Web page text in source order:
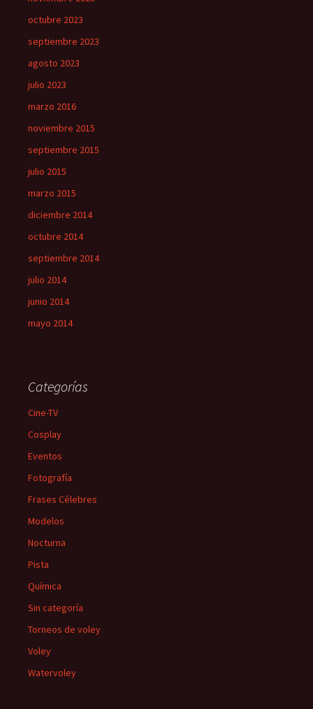
octubre 2023
septiembre 2023
agosto 2023
julio 2023
marzo 2016
noviembre 2015
septiembre 2015
julio 2015
marzo 2015
diciembre 2014
octubre 2014
septiembre 2014
julio 2014
junio 2014
mayo 2014
Categorías
Cine-TV
Cosplay
Eventos
Fotografía
Frases Célebres
Modelos
Nocturna
Pista
Química
Sin categoría
Torneos de voley
Voley
Watervoley